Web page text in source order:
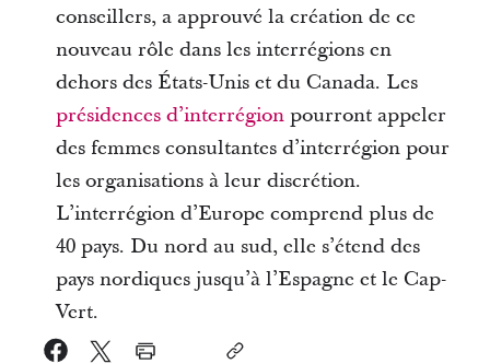
conseillers, a approuvé la création de ce
nouveau rôle dans les interrégions en
dehors des États-Unis et du Canada. Les
présidences d’interrégionpourront appeler
des femmes consultantes d’interrégion pour
les organisations à leur discrétion.
L’interrégion d’Europe comprend plus de
40 pays. Du nord au sud, elle s’étend des
pays nordiques jusqu’à l’Espagne et le Cap-
Vert.